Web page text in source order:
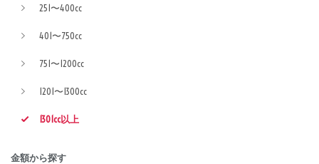
251〜400cc
401〜750cc
751〜1200cc
1201〜1300cc
1301cc以上
金額から探す